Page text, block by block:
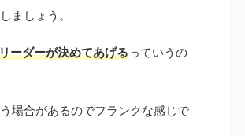
ましょう。
ーダーが決めてあげるっていうの
場合があるのでフランクな感じで